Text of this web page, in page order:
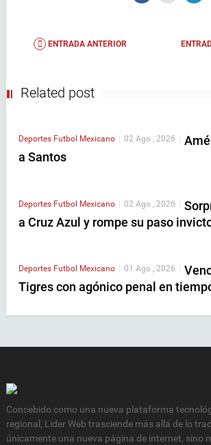
ENTRADA ANTERIOR
Related post
Deportes Futbol Mexicano 02 Ago , 2026
a Santos
Deportes Futbol Mexicano | 02 Ago , 2026 |
a Cruz Azul y rompe su paso
Deportes Futbol Mexicano 01 Ago , 2026
Tigres con agónico penal en
Concebido como una nueva plataforma
regional, Lider Web trasciende más allá de lo
únicamente una nueva página de internet, sino